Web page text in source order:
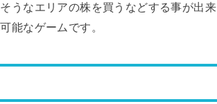
うなエリアの株を買うなどする事が出来
能なゲームです。